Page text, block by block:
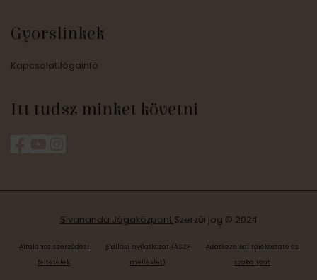
Gyorslinkek
KapcsolatJógainfó
Itt tudsz minket követni
Sivananda Jógaközpont Szerzői jog © 2024
Általános szerződési
feltételek
Elállási nyilatkozat (ÁSZF
melléklet)
Adatkezelési tájékoztató és
szabályzat